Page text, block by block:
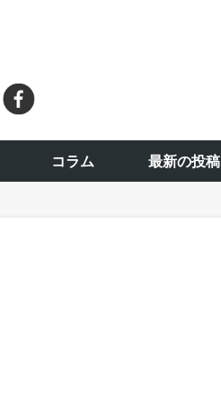
コラム 最新の投稿